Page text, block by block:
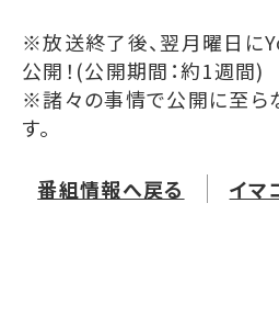
※放送終了後、翌月曜日に
公開！(公開期間：約1週間)
※諸々の事情で公開に至ら
す。
イマ
番組情報へ戻る